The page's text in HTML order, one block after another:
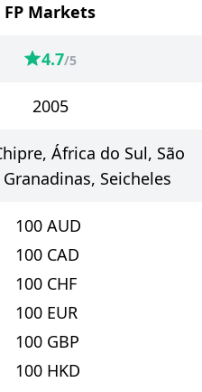
FP Markets
4.7/5
2005
África do Sul, São
Seicheles
100 AUD
100 CAD
100 CHF
100 EUR
100 GBP
100 HKD